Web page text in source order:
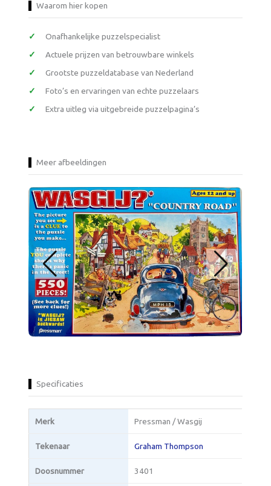
Waarom hier kopen
Onafhankelijke puzzelspecialist
Actuele prijzen van betrouwbare winkels
Grootste puzzeldatabase van Nederland
Foto’s en ervaringen van echte puzzelaars
Extra uitleg via uitgebreide puzzelpagina’s
Meer afbeeldingen
Specificaties
Merk Pressman / Wasgij
Tekenaar Graham Thompson
Doosnummer 3401